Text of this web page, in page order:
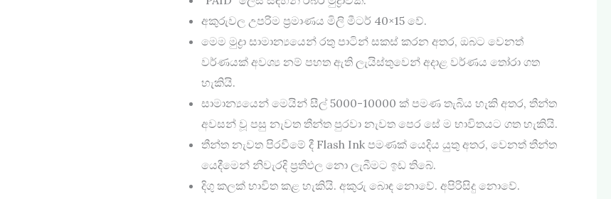
අකුරුවල උපරිම ප්‍රමාණය මිලි මීටර් 40×15 වේ.
මෙම මුද්‍රා සාමාන්‍යයෙන් රතු පාටින් සකස් කරන අතර, ඔබට වෙනත්
වර්ණයක් අවශ්‍ය නම් පහත ඇති ලැයිස්තුවෙන් අදාළ වර්ණය තෝරා ගත
හැකියි.
සාමාන්‍යයෙන් මෙයින් සීල් 5000-10000 ක් පමණ තැබිය හැකි අතර, තීන්ත
අවසන් වූ පසු නැවත තීන්ත පුරවා නැවත පෙර සේ ම භාවිතයට ගත හැකියි.
තීන්ත නැවත පිරවීමේ දී Flash Ink පමණක් යෙදිය යුතු අතර, වෙනත් තීන්ත
යෙදීමෙන් නිවැරදි ප්‍රතිඵල නො ලැබීමට ඉඩ තිබේ.
දිගු කලක් භාවිත කළ හැකියි. අකුරු බොඳ නොවේ. අපිරිසිදු නොවේ.